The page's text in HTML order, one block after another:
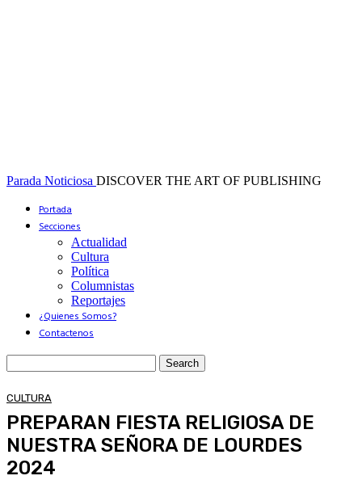
Parada Noticiosa DISCOVER THE ART OF PUBLISHING
Portada
Secciones
Actualidad
Cultura
Política
Columnistas
Reportajes
¿Quienes Somos?
Contactenos
CULTURA
PREPARAN FIESTA RELIGIOSA DE
NUESTRA SEÑORA DE LOURDES
2024